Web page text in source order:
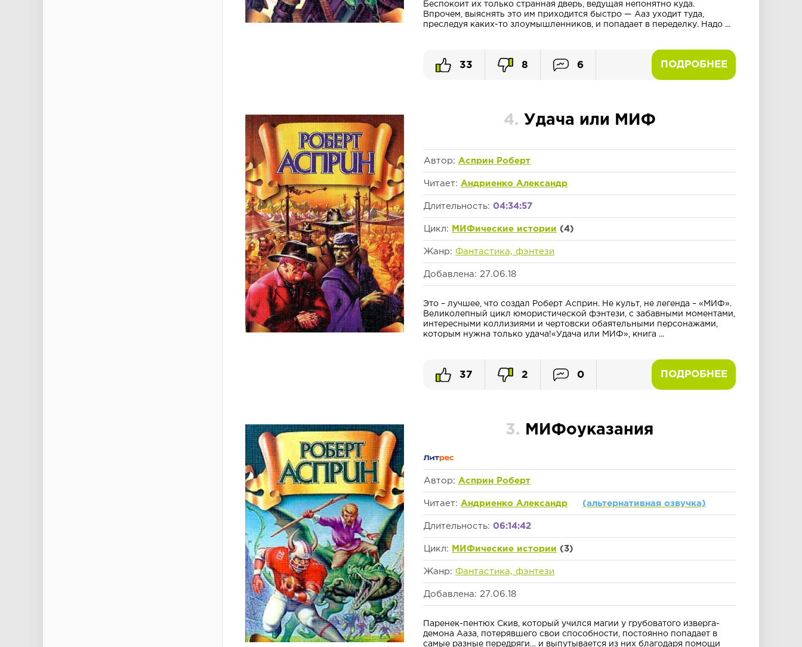
Беспокоит их только странная дверь, ведущая непонятно куда.
Впрочем, выяснять это им приходится быстро — Ааз уходит туда,
преследуя каких-то злоумышленников, и попадает в переделку. Надо ...
ПОДРОБНЕЕ
33 8 6
4. Удача или МИФ
Автор: Асприн Роберт
Читает: Андриенко Александр
Длительность: 04:34:57
Цикл: МИФические истории (4)
Жанр: Фантастика, фэнтези
Добавлена: 27.06.18
Это – лучшее, что создал Роберт Асприн. Не культ, не легенда – «МИФ».
Великолепный цикл юмористической фэнтези, с забавными моментами,
интересными коллизиями и чертовски обаятельными персонажами,
которым нужна только удача!«Удача или МИФ», книга ...
ПОДРОБНЕЕ
37 2 0
3. МИФоуказания
Автор: Асприн Роберт
Читает: Андриенко Александр (альтернативная озвучка)
Длительность: 06:14:42
Цикл: МИФические истории (3)
Жанр: Фантастика, фэнтези
Добавлена: 27.06.18
Паренек-пентюх Скив, который учился магии у грубоватого изверга-
демона Ааза, потерявшего свои способности, постоянно попадает в
самые разные передряги… и выпутывается из них благодаря помощи